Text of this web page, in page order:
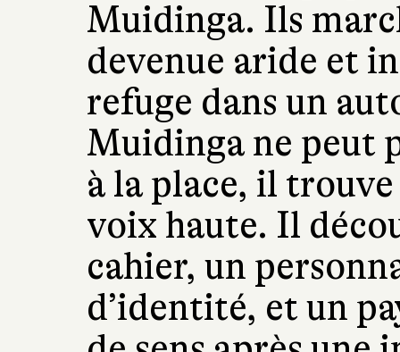
Muidinga. Ils
devenue aride et
refuge dans un
Muidinga ne peut
à la place, il
voix haute. Il
cahier, un
d’identité, et un